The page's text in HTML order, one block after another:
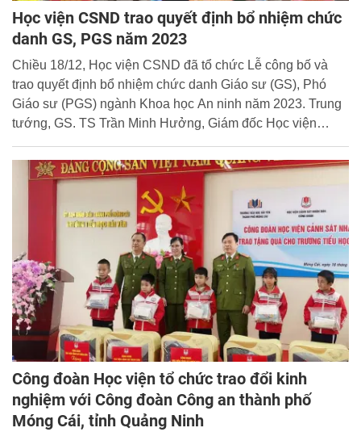
Học viện CSND trao quyết định bổ nhiệm chức
danh GS, PGS năm 2023
Chiều 18/12, Học viện CSND đã tổ chức Lễ công bố và
trao quyết định bổ nhiệm chức danh Giáo sư (GS), Phó
Giáo sư (PGS) ngành Khoa học An ninh năm 2023. Trung
tướng, GS. TS Trần Minh Hưởng, Giám đốc Học viện
ninh chủ trì buổi lễ.
Công đoàn Học viện tổ chức trao đổi kinh
nghiệm với Công đoàn Công an thành phố
Móng Cái, tỉnh Quảng Ninh